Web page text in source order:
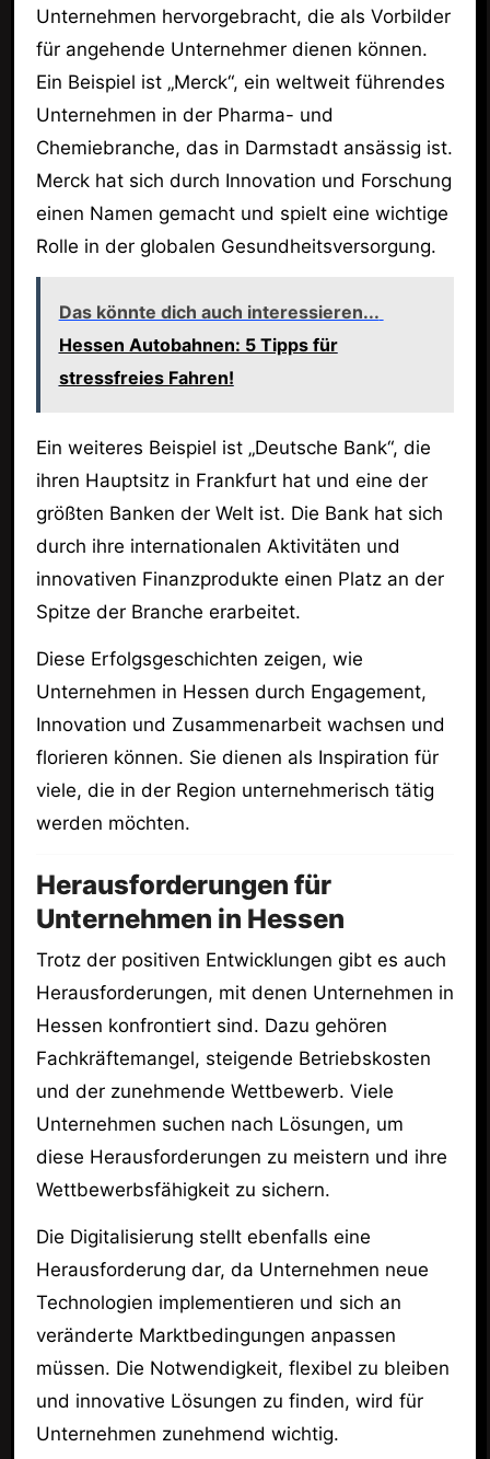
Unternehmen hervorgebracht, die als Vorbilder
für angehende Unternehmer dienen können.
Ein Beispiel ist „Merck“, ein weltweit führendes
Unternehmen in der Pharma- und
Chemiebranche, das in Darmstadt ansässig ist.
Merck hat sich durch Innovation und Forschung
einen Namen gemacht und spielt eine wichtige
Rolle in der globalen Gesundheitsversorgung.
Das könnte dich auch interessieren...
Hessen Autobahnen: 5 Tipps für
stressfreies Fahren!
Ein weiteres Beispiel ist „Deutsche Bank“, die
ihren Hauptsitz in Frankfurt hat und eine der
größten Banken der Welt ist. Die Bank hat sich
durch ihre internationalen Aktivitäten und
innovativen Finanzprodukte einen Platz an der
Spitze der Branche erarbeitet.
Diese Erfolgsgeschichten zeigen, wie
Unternehmen in Hessen durch Engagement,
Innovation und Zusammenarbeit wachsen und
florieren können. Sie dienen als Inspiration für
viele, die in der Region unternehmerisch tätig
werden möchten.
Herausforderungen für
Unternehmen in Hessen
Trotz der positiven Entwicklungen gibt es auch
Herausforderungen, mit denen Unternehmen in
Hessen konfrontiert sind. Dazu gehören
Fachkräftemangel, steigende Betriebskosten
und der zunehmende Wettbewerb. Viele
Unternehmen suchen nach Lösungen, um
diese Herausforderungen zu meistern und ihre
Wettbewerbsfähigkeit zu sichern.
Die Digitalisierung stellt ebenfalls eine
Herausforderung dar, da Unternehmen neue
Technologien implementieren und sich an
veränderte Marktbedingungen anpassen
müssen. Die Notwendigkeit, flexibel zu bleiben
und innovative Lösungen zu finden, wird für
Unternehmen zunehmend wichtig.